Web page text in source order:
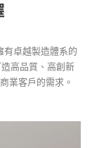
有卓越製造體系的
高品質、高創新
業客戶的需求。